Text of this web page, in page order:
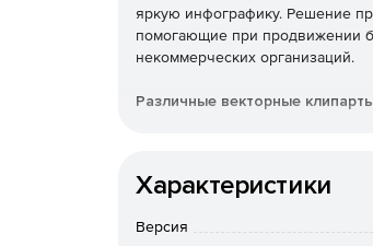
яркую инфографику. Решение
помогающие при продвижении
некоммерческих организаций.
Различные векторные
Характеристики
Версия